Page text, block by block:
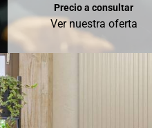
Precio a consultar
Ver nuestra oferta